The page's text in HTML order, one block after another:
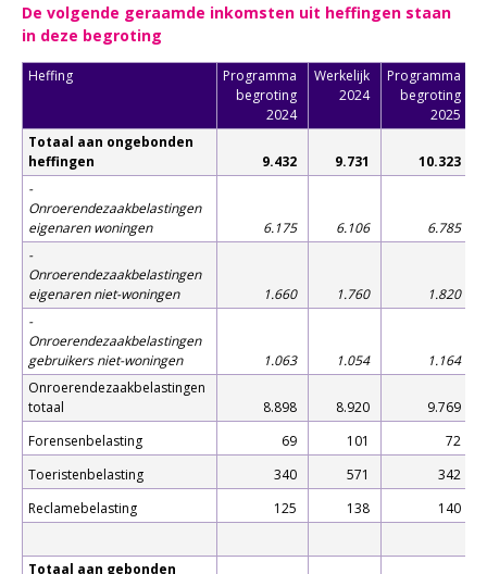
De volgende geraamde inkomsten uit heffingen staan
in deze begroting
Heffing
Programma
begroting
2024
Werkelijk
2024
Programma
begroting
2025
Totaal aan ongebonden
heffingen
9.432 9.731
10.323
-
Onroerendezaakbelastingen
eigenaren woningen
6.175 6.106
6.785
-
Onroerendezaakbelastingen
eigenaren niet-woningen
1.660 1.760
1.820
-
Onroerendezaakbelastingen
gebruikers niet-woningen
1.063 1.054
1.164
Onroerendezaakbelastingen
totaal
8.898 8.920
9.769
Forensenbelasting
69 101
72
Toeristenbelasting
340 571
342
Reclamebelasting
125 138 140
Totaal aan gebonden